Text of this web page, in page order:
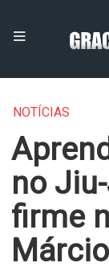
NOTÍCIAS
no
firme